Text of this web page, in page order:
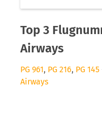
Top 3
Airways
PG 961, PG 216, PG 145
Airways